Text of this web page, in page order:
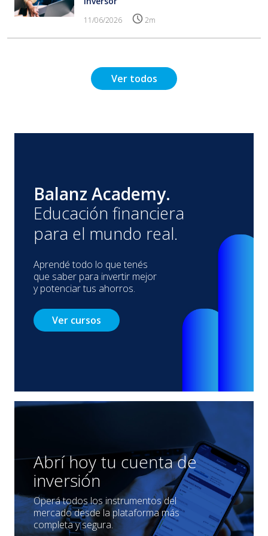
11/06/2026 2m
Ver todos
Balanz Academy.
Educación financiera
para el mundo real.
Aprendé todo lo que tenés
que saber para invertir mejor
y potenciar tus ahorros.
Ver cursos
Abrí hoy tu cuenta de
inversión
Operá todos los instrumentos del
mercado desde la plataforma más
completa y segura.